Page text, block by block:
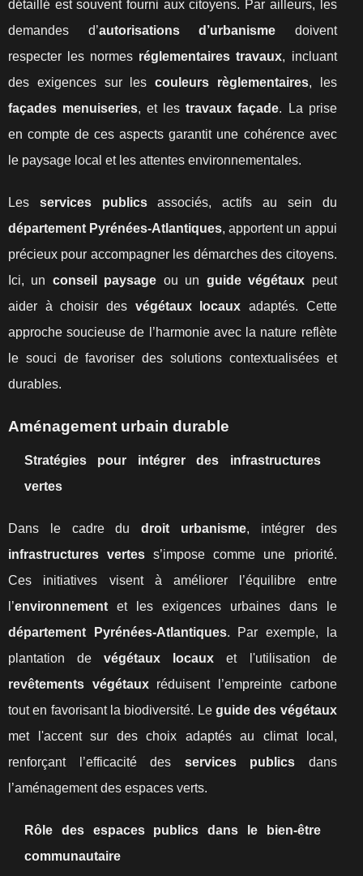
détaillé est souvent fourni aux citoyens. Par ailleurs, les
demandes d’autorisations d’urbanisme doivent
respecter les normes réglementaires travaux, incluant
des exigences sur lescouleurs règlementaires, les
façades menuiseries, et lestravaux façade. La prise
en compte de ces aspects garantit une cohérence avec
le paysage local et les attentes environnementales.
Les services publicsassociés, actifs au sein du
département Pyrénées-Atlantiques, apportent un appui
précieux pour accompagner les démarches des citoyens.
Ici, un conseil paysage ou un guide végétaux peut
aider à choisir des végétaux locaux adaptés. Cette
approche soucieuse de l’harmonie avec la nature reflète
le souci de favoriser des solutions contextualisées et
durables.
Aménagement urbain durable
Stratégies pour intégrer des infrastructures
vertes
Dans le cadre dudroit urbanisme, intégrer des
infrastructures vertes s’impose comme une priorité.
Ces initiatives visent à améliorer l’équilibre entre
l’environnement et les exigences urbaines dans le
département Pyrénées-Atlantiques. Par exemple, la
plantation devégétaux locaux et l'utilisation de
revêtements végétauxréduisent l’empreinte carbone
tout en favorisant la biodiversité. Le guide des végétaux
met l'accent sur des choix adaptés au climat local,
renforçant l’efficacité des services publics dans
l’aménagement des espaces verts.
Rôle des espaces publics dans le bien-être
communautaire